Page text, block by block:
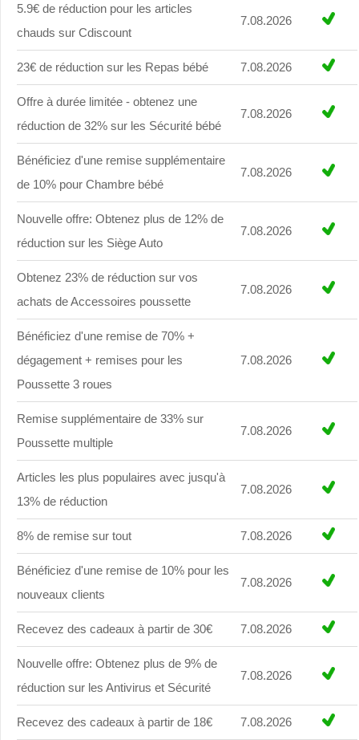
5.9€ de réduction pour les articles
chauds sur Cdiscount
7.08.2026
23€ de réduction sur les Repas bébé 7.08.2026
Offre à durée limitée - obtenez une
réduction de 32% sur les Sécurité bébé
7.08.2026
Bénéficiez d'une remise supplémentaire
de 10% pour Chambre bébé
7.08.2026
Nouvelle offre: Obtenez plus de 12% de
réduction sur les Siège Auto
7.08.2026
Obtenez 23% de réduction sur vos
achats de Accessoires poussette
7.08.2026
Bénéficiez d'une remise de 70% +
dégagement + remises pour les
Poussette 3 roues
7.08.2026
Remise supplémentaire de 33% sur
Poussette multiple
7.08.2026
Articles les plus populaires avec jusqu'à
13% de réduction
7.08.2026
8% de remise sur tout 7.08.2026
Bénéficiez d'une remise de 10% pour les
nouveaux clients
7.08.2026
Recevez des cadeaux à partir de 30€ 7.08.2026
Nouvelle offre: Obtenez plus de 9% de
réduction sur les Antivirus et Sécurité
7.08.2026
Recevez des cadeaux à partir de 18€ 7.08.2026